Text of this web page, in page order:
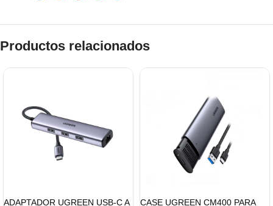
Productos relacionados
ADAPTADOR UGREEN USB-C A
CASE UGREEN CM400 PARA